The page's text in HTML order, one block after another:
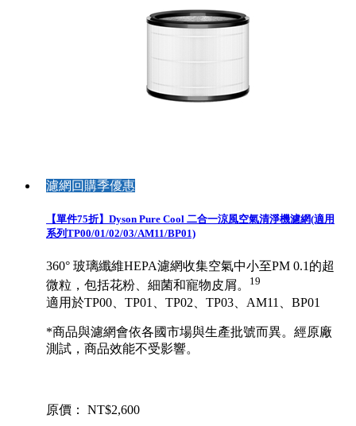
濾網回購季優惠
【單件75折】Dyson Pure Cool 二合一涼風空氣清淨機濾網(適用
系列TP00/01/02/03/AM11/BP01)
360° 玻璃纖維HEPA濾網收集空氣中小至PM 0.1的超
微粒，包括花粉、細菌和寵物皮屑。
19
適用於TP00、TP01、TP02、TP03、AM11、BP01
*商品與濾網會依各國市場與生產批號而異。經原廠
測試，商品效能不受影響。
原價： NT$2,600